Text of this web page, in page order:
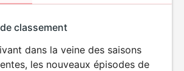
VIOLENCE
ÉROTISME
classement
dans la veine des saisons
les nouveaux épisodes de